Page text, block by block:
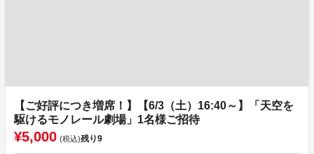
【ご好評につき増席！】【6/3（土）16:40～】「天空を
駆けるモノレール劇場」1名様ご招待
¥5,000 (税込)残り9